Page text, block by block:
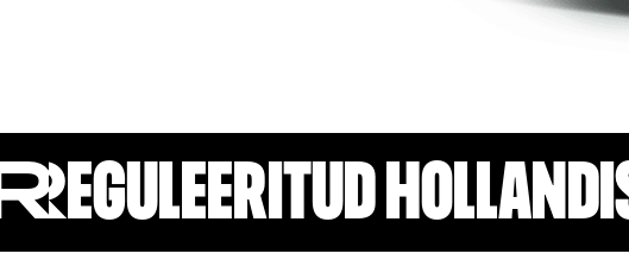
Reguleeritud